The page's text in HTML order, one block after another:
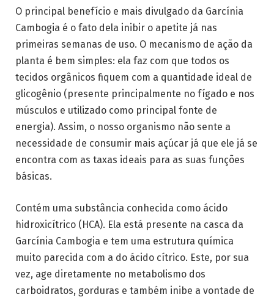
O principal benefício e mais divulgado da Garcínia
Cambogia é o fato dela inibir o apetite já nas
primeiras semanas de uso. O mecanismo de ação da
planta é bem simples: ela faz com que todos os
tecidos orgânicos fiquem com a quantidade ideal de
glicogênio (presente principalmente no fígado e nos
músculos e utilizado como principal fonte de
energia). Assim, o nosso organismo não sente a
necessidade de consumir mais açúcar já que ele já se
encontra com as taxas ideais para as suas funções
básicas.
Contém uma substância conhecida como ácido
hidroxicítrico (HCA). Ela está presente na casca da
Garcínia Cambogia e tem uma estrutura química
muito parecida com a do ácido cítrico. Este, por sua
vez, age diretamente no metabolismo dos
carboidratos, gorduras e também inibe a vontade de